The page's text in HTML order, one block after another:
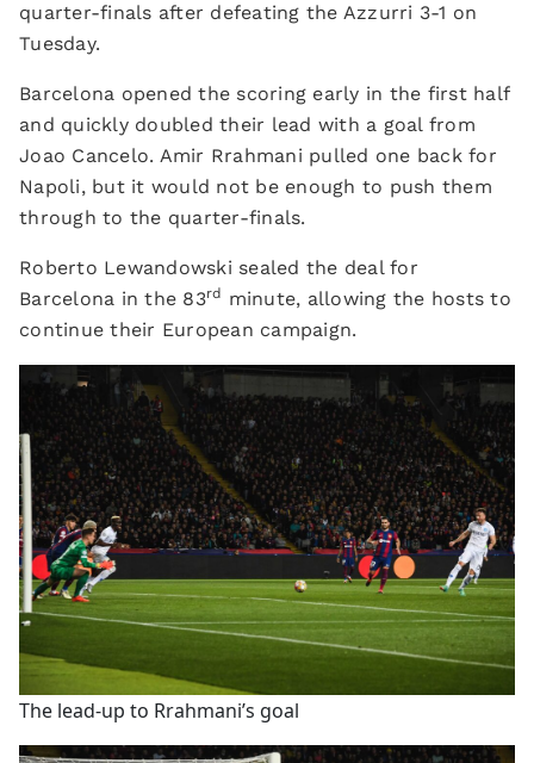
quarter-finals after defeating the Azzurri 3-1 on
Tuesday.
Barcelona opened the scoring early in the first half
and quickly doubled their lead with a goal from
Joao Cancelo. Amir Rrahmani pulled one back for
Napoli, but it would not be enough to push them
through to the quarter-finals.
Roberto Lewandowski sealed the deal for
Barcelona in the 83rd
minute, allowing the hosts to
continue their European campaign.
The lead-up to Rrahmani’s goal